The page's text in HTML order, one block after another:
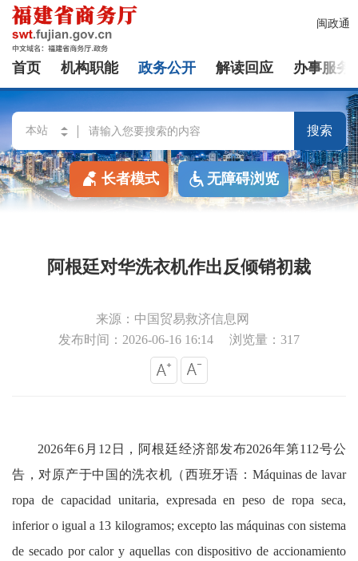
闽政通
首页 机构职能 政务公开 解读回应 办事服务
搜索
长者模式 无障碍浏览
阿根廷对华洗衣机作出反倾销初裁
来源：中国贸易救济信息网
发布时间：2026-06-16 16:14
浏览量：317
2026年6月12日，阿根廷经济部发布2026年第112号公
告，对原产于中国的洗衣机（西班牙语：Máquinas de lavar
ropa de capacidad unitaria, expresada en peso de ropa seca,
inferior o igual a 13 kilogramos; excepto las máquinas con sistema
de secado por calor y aquellas con dispositivo de accionamiento